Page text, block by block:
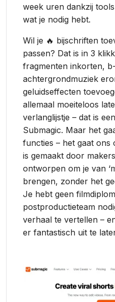
week uren dankzij
wat je nodig hebt.
Wil je 🔥 bijschriften
passen? Dat is in 3
fragmenten inkorten,
achtergrondmuziek
geluidseffecten
allemaal moeiteloos
verlanglijstje – dat is
Submagic. Maar het
functies – het gaat ons
is gemaakt door
ontworpen om je van
brengen, zonder het
Je hebt geen
postproductieteam
verhaal te vertellen –
er fantastisch uit te